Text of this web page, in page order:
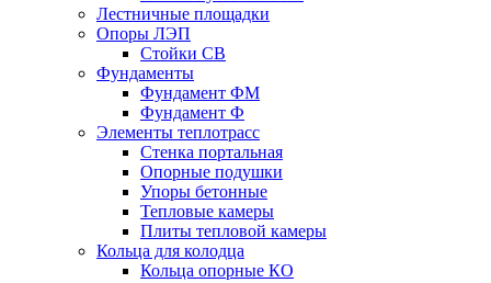
Лестничные площадки
Опоры ЛЭП
Стойки СВ
Фундаменты
Фyндамент ФМ
Фyндамент Ф
Элементы теплотрасс
Стенка портальная
Опорные подушки
Упоры бетонные
Тепловые камеры
Плиты тепловой камеры
Кольца для колодца
Кольца опорные КО